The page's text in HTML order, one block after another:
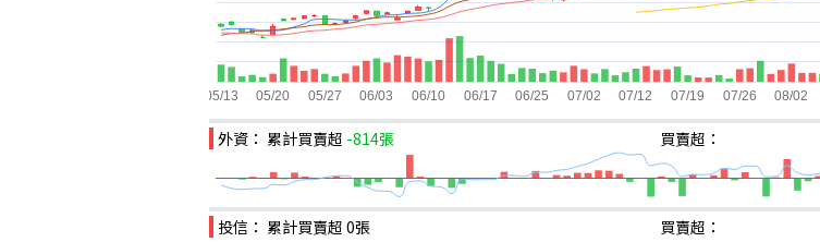
外資： 累計買賣超 -814張 買賣超：
投信： 累計買賣超 0張 買賣超：